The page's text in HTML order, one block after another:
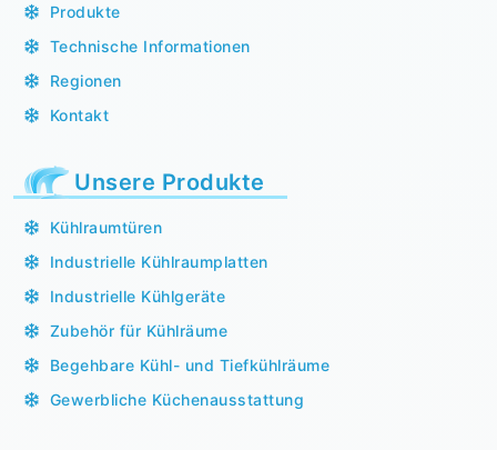
Produkte
Technische Informationen
Regionen
Kontakt
Unsere Produkte
Kühlraumtüren
Industrielle Kühlraumplatten
Industrielle Kühlgeräte
Zubehör für Kühlräume
Begehbare Kühl- und Tiefkühlräume
Gewerbliche Küchenausstattung